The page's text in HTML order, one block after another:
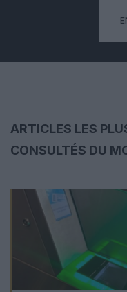
ARTICLES LES
CONSULTÉS DU